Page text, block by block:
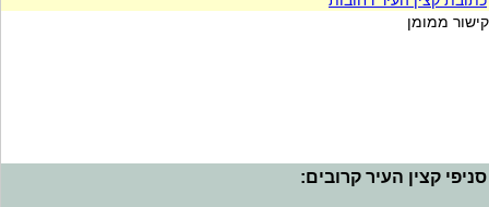
קישור ממומן
סניפי קצין העיר קרובים: